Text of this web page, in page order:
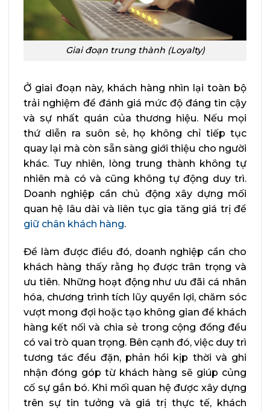
Giai đoạn trung thành (Loyalty)
Ở giai đoạn này, khách hàng nhìn lại toàn bộ
trải nghiệm để đánh giá mức độ đáng tin cậy
và sự nhất quán của thương hiệu. Nếu mọi
thứ diễn ra suôn sẻ, họ không chỉ tiếp tục
quay lại mà còn sẵn sàng giới thiệu cho người
khác. Tuy nhiên, lòng trung thành không tự
nhiên mà có và cũng không tự động duy trì.
Doanh nghiệp cần chủ động xây dựng mối
quan hệ lâu dài và liên tục gia tăng giá trị để
giữ chân khách hàng.
Để làm được điều đó, doanh nghiệp cần cho
khách hàng thấy rằng họ được trân trọng và
ưu tiên. Những hoạt động như ưu đãi cá nhân
hóa, chương trình tích lũy quyền lợi, chăm sóc
vượt mong đợi hoặc tạo không gian để khách
hàng kết nối và chia sẻ trong cộng đồng đều
có vai trò quan trọng. Bên cạnh đó, việc duy trì
tương tác đều đặn, phản hồi kịp thời và ghi
nhận đóng góp từ khách hàng sẽ giúp củng
cố sự gắn bó. Khi mối quan hệ được xây dựng
trên sự tin tưởng và giá trị thực tế, khách